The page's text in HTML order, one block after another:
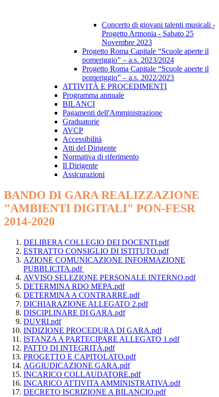
Concerto di giovani talenti musicali -
Progetto Armonia - Sabato 25
Novembre 2023
Progetto Roma Capitale “Scuole aperte il
pomeriggio” – a.s. 2023/2024
Progetto Roma Capitale “Scuole aperte il
pomeriggio” – a.s. 2022/2023
ATTIVITÀ E PROCEDIMENTI
Programma annuale
BILANCI
Pagamenti dell'Amministrazione
Graduatorie
AVCP
Accessibilità
Atti del Dirigente
Normativa di riferimento
Il Dirigente
Assicurazioni
BANDO DI GARA REALIZZAZIONE
"AMBIENTI DIGITALI" PON-FESR
2014-2020
DELIBERA COLLEGIO DEI DOCENTI.pdf
ESTRATTO CONSIGLIO DI ISTITUTO.pdf
AZIONE COMUNICAZIONE INFORMAZIONE
PUBBLICITA.pdf
AVVISO SELEZIONE PERSONALE INTERNO.pdf
DETERMINA RDO MEPA.pdf
DETERMINA A CONTRARRE.pdf
DICHIARAZIONE ALLEGATO 2.pdf
DISCIPLINARE DI GARA.pdf
DUVRI.pdf
INDIZIONE PROCEDURA DI GARA.pdf
ISTANZA A PARTECIPARE ALLEGATO 1.pdf
PATTO DI INTEGRITÀ.pdf
PROGETTO E CAPITOLATO.pdf
AGGIUDICAZIONE GARA.pdf
INCARICO COLLAUDATORE.pdf
INCARICO ATTIVITA AMMINISTRATIVA.pdf
DECRETO ISCRIZIONE A BILANCIO.pdf